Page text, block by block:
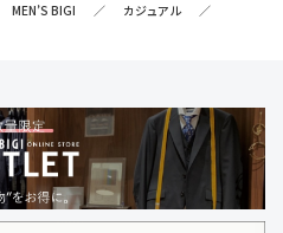
MEN’S BIGI
カジュアル